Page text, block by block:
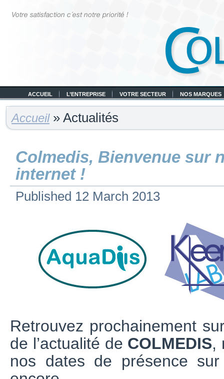
ACCUEIL L’ENTREPRISE VOTRE SECTEUR NOS MARQUES
Accueil» Actualités
Colmedis, Bienvenue sur
internet !
Published 12 March 2013
Retrouvez prochainement
de l’actualité de COLMEDIS,
nos dates de présence